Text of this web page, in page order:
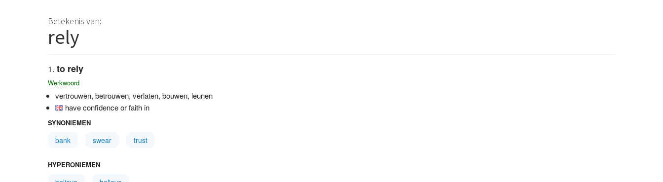
Betekenis van:
rely
to rely
Werkwoord
vertrouwen, betrouwen, verlaten, bouwen, leunen
have confidence or faith in
SYNONIEMEN
bank swear trust
HYPERONIEMEN